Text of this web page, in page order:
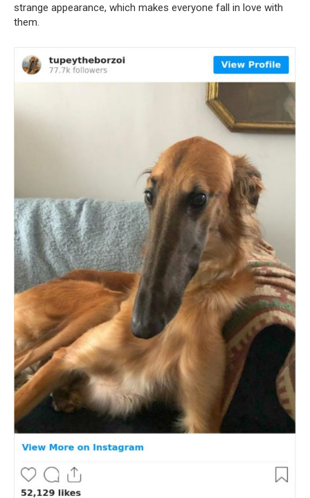
strange appearance, which makes everyone fall in love with
them.